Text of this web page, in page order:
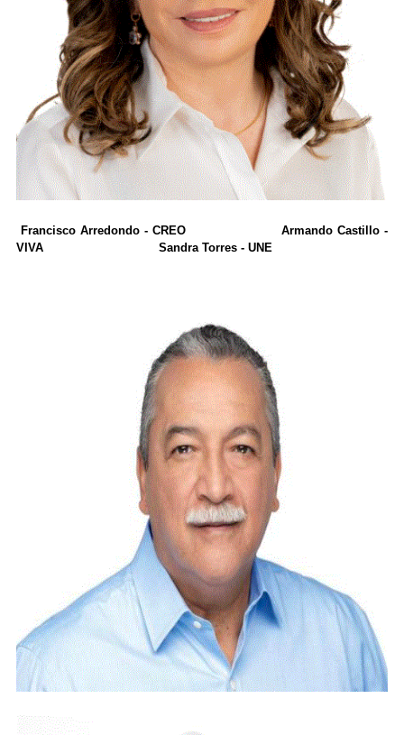
Francisco Arredondo - CREO Armando Castillo -
VIVA Sandra Torres - UNE